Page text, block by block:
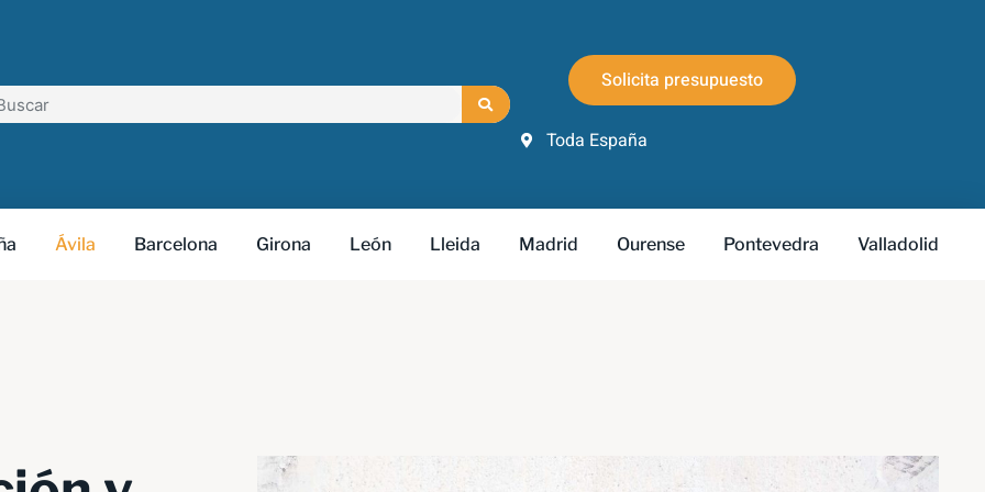
Solicita presupuesto
Toda España
Ávila Barcelona Girona León Lleida Madrid Ourense Pontevedra Valladolid